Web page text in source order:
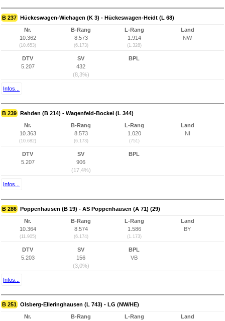
B 237 Hückeswagen-Wiehagen (K 3) - Hückeswagen-Heidt (L 68)
Nr.
10.362
(10.653)
B-Rang
8.573
(6.173)
L-Rang
1.914
(1.328)
Land
NW
DTV
5.207
SV
432
(8,3%)
BPL
Infos...
B 239 Rehden (B 214) - Wagenfeld-Bockel (L 344)
Nr.
10.363
(10.682)
B-Rang
8.573
(6.173)
L-Rang
1.020
(751)
Land
NI
DTV
5.207
SV
906
(17,4%)
BPL
Infos...
B 286 Poppenhausen (B 19) - AS Poppenhausen (A 71) (29)
Nr.
10.364
(11.905)
B-Rang
8.574
(6.174)
L-Rang
1.586
(1.173)
Land
BY
DTV
5.203
SV
156
(3,0%)
BPL
VB
Infos...
B 251 Olsberg-Elleringhausen (L 743) - LG (NW/HE)
Nr.
B-Rang
L-Rang
Land